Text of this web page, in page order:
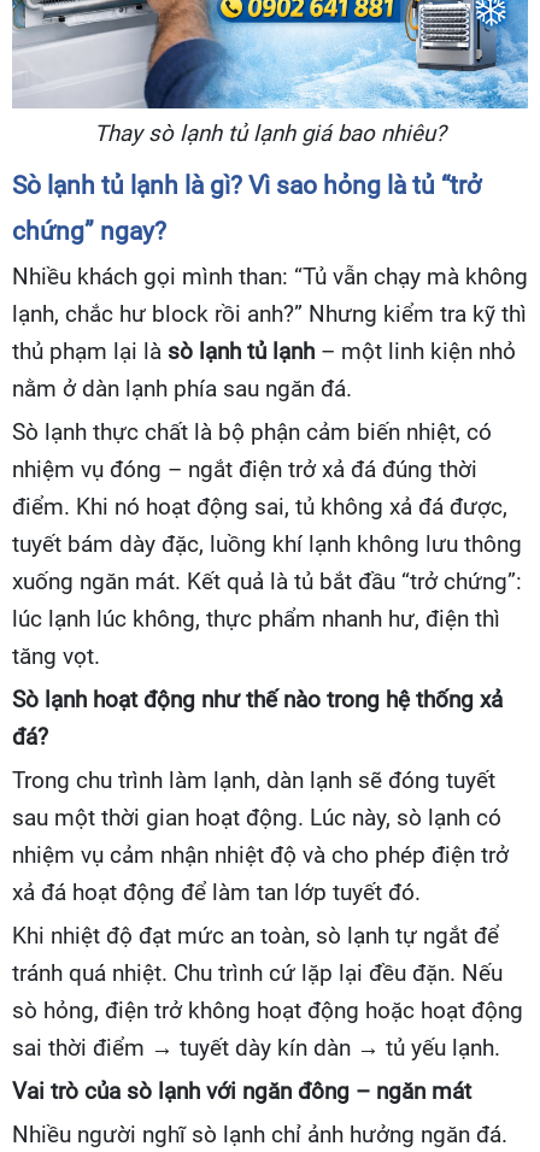
Thay sò lạnh tủ lạnh giá bao nhiêu?
Sò lạnh tủ lạnh là gì? Vì sao hỏng là tủ “trở
chứng” ngay?
Nhiều khách gọi mình than: “Tủ vẫn chạy mà không
lạnh, chắc hư block rồi anh?” Nhưng kiểm tra kỹ thì
thủ phạm lại là sò lạnh tủ lạnh – một linh kiện nhỏ
nằm ở dàn lạnh phía sau ngăn đá.
Sò lạnh thực chất là bộ phận cảm biến nhiệt, có
nhiệm vụ đóng – ngắt điện trở xả đá đúng thời
điểm. Khi nó hoạt động sai, tủ không xả đá được,
tuyết bám dày đặc, luồng khí lạnh không lưu thông
xuống ngăn mát. Kết quả là tủ bắt đầu “trở chứng”:
lúc lạnh lúc không, thực phẩm nhanh hư, điện thì
tăng vọt.
Sò lạnh hoạt động như thế nào trong hệ thống xả
đá?
Trong chu trình làm lạnh, dàn lạnh sẽ đóng tuyết
sau một thời gian hoạt động. Lúc này, sò lạnh có
nhiệm vụ cảm nhận nhiệt độ và cho phép điện trở
xả đá hoạt động để làm tan lớp tuyết đó.
Khi nhiệt độ đạt mức an toàn, sò lạnh tự ngắt để
tránh quá nhiệt. Chu trình cứ lặp lại đều đặn. Nếu
sò hỏng, điện trở không hoạt động hoặc hoạt động
sai thời điểm → tuyết dày kín dàn → tủ yếu lạnh.
Vai trò của sò lạnh với ngăn đông – ngăn mát
Nhiều người nghĩ sò lạnh chỉ ảnh hưởng ngăn đá.